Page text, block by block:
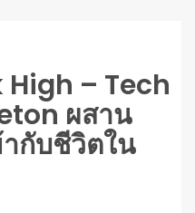
– Tech
ผสาน
กับชีวิตใน